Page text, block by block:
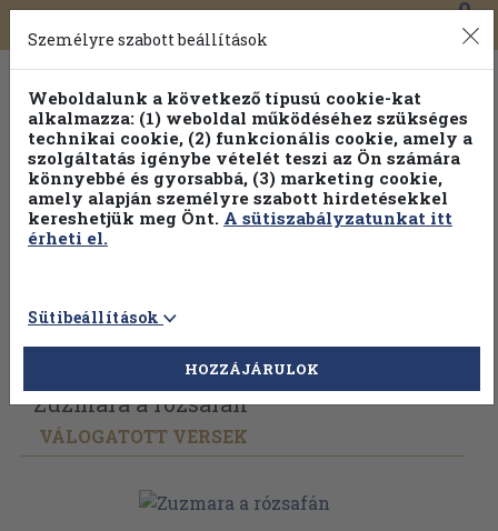
Toggle
navigation
0
Vissza az előző oldalra Válasszon példányt
Zuzmara a rózsafán
VÁLOGATOTT VERSEK
Személyre szabott beállítások
Weboldalunk a következő típusú cookie-kat
alkalmazza: (1) weboldal működéséhez szükséges
technikai cookie, (2) funkcionális cookie, amely a
szolgáltatás igénybe vételét teszi az Ön számára
könnyebbé és gyorsabbá, (3) marketing cookie,
amely alapján személyre szabott hirdetésekkel
kereshetjük meg Önt. A sütiszabályzatunkat itt
érheti el.
Sütibeállítások
HOZZÁJÁRULOK